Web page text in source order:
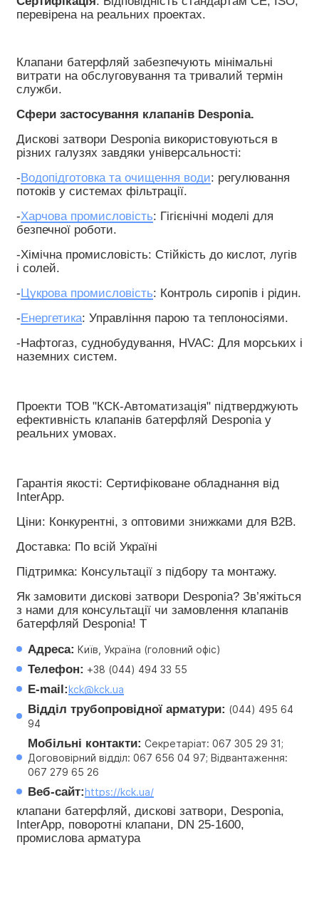
перевірена на реальних проектах.
Клапани батерфляй забезпечують мінімальні
витрати на обслуговування та тривалий термін
служби.
Сфери застосування клапанів Desponia.
Дискові затвори Desponia використовуються в
різних галузях завдяки універсальності:
-Водопідготовка та очищення води: регулювання
потоків у системах фільтрації.
-Харчова промисловість: Гігієнічні моделі для
безпечної роботи.
-Хімічна промисловість: Стійкість до кислот, лугів
і солей.
-Цукрова промисловість: Контроль сиропів і рідин.
-Енергетика: Управління парою та теплоносіями.
-Нафтогаз, суднобудування, HVAC: Для морських і
наземних систем.
Проекти ТОВ "КСК-Автоматизація" підтверджують
ефективність клапанів батерфляй Desponia у
реальних умовах.
Гарантія якості: Сертифіковане обладнання від
InterApp.
Ціни: Конкурентні, з оптовими знижками для B2B.
Доставка: По всій Україні
Підтримка: Консультації з підбору та монтажу.
Як замовити дискові затвори Desponia? Зв’яжіться
з нами для консультації чи замовлення клапанів
батерфляй Desponia! Т
Адреса: Київ, Україна (головний офіс)
Телефон: +38 (044) 494 33 55
E-mail:kck@kck.ua
Відділ трубопровідної арматури: (044) 495 64
94
Мобільні контакти: Секретаріат: 067 305 29 31;
Догововірний відділ: 067 656 04 97; Відвантаження:
067 279 65 26
Веб-сайт:https://kck.ua/
клапани батерфляй, дискові затвори, Desponia,
InterApp, поворотні клапани, DN 25-1600,
промислова арматура